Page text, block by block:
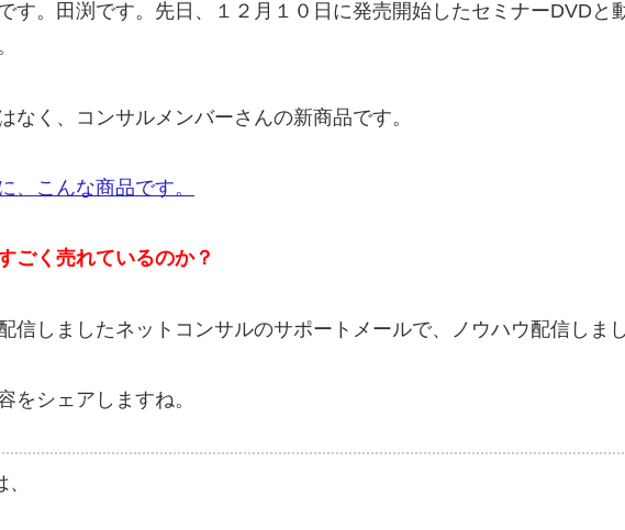
す。田渕です。先日、１２月１０日に発売開始したセミナーDVDと
なく、コンサルメンバーさんの新商品です。
、こんな商品です。
ごく売れているのか？
信しましたネットコンサルのサポートメールで、ノウハウ配信しまし
をシェアしますね。